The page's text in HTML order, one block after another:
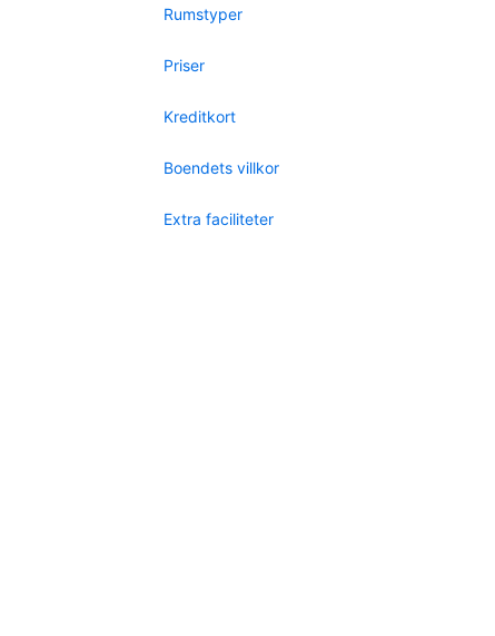
Rumstyper
Priser
Kreditkort
Boendets villkor
Extra faciliteter